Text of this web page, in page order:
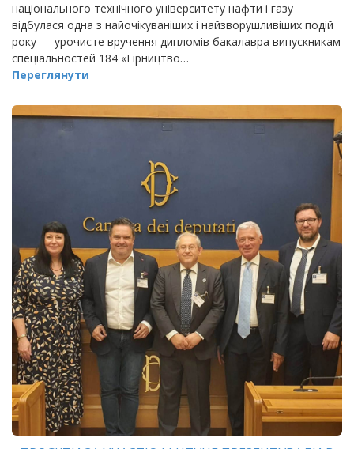
національного технічного університету нафти і газу
відбулася одна з найочікуваніших і найзворушливіших подій
року — урочисте вручення дипломів бакалавра випускникам
спеціальностей 184 «Гірництво…
Переглянути